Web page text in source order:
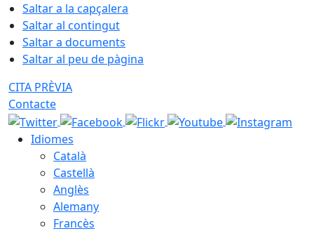
Saltar a la capçalera
Saltar al contingut
Saltar a documents
Saltar al peu de pàgina
CITA PRÈVIA
Contacte
Idiomes
Català
Castellà
Anglès
Alemany
Francès